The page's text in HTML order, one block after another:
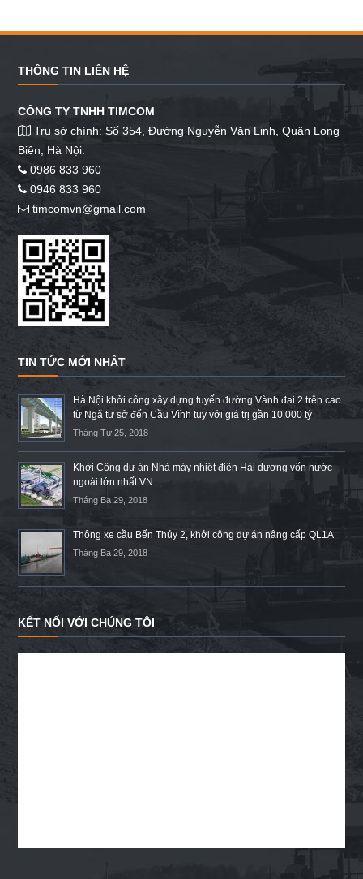
THÔNG TIN LIÊN HỆ
CÔNG TY TNHH TIMCOM
Trụ sở chính: Số 354, Đường Nguyễn Văn Linh, Quận Long
Biên, Hà Nội.
0986 833 960
0946 833 960
timcomvn@gmail.com
TIN TỨC MỚI NHẤT
Hà Nội khởi công xây dựng tuyến đường Vành đai 2 trên cao
từ Ngã tư sở đến Cầu Vĩnh tuy với giá trị gần 10.000 tỷ
Tháng Tư 25, 2018
Khởi Công dự án Nhà máy nhiệt điện Hải dương vốn nước
ngoài lớn nhất VN
Tháng Ba 29, 2018
Thông xe cầu Bến Thủy 2, khởi công dự án nâng cấp QL1A
Tháng Ba 29, 2018
KẾT NỐI VỚI CHÚNG TÔI